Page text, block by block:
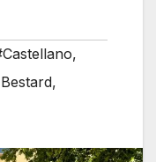
,
,